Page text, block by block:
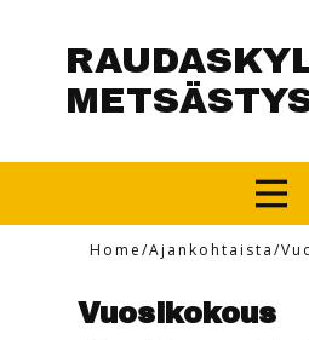
Home/Ajankohtaista/
Vuosikokous